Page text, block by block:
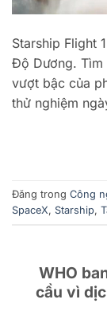
Starship Flight
Độ Dương. Tìm
vượt bậc của
thử nghiệm
Đăng trong Công
SpaceX, Starship,
WHO
cầu vì